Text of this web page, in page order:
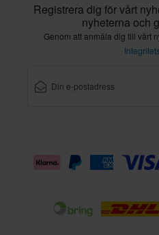
Registrera dig för vårt
nyheterna och
Genom att anmäla dig till vårt